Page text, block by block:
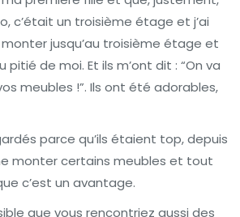
c’était un troisième étage et j’ai
jusqu’au troisième étage et
de moi. Et ils m’ont dit : “On va
meubles !”. Ils ont été adorables,
parce qu’ils étaient top, depuis
monter certains meubles et tout
c’est un avantage.
que vous rencontriez aussi des